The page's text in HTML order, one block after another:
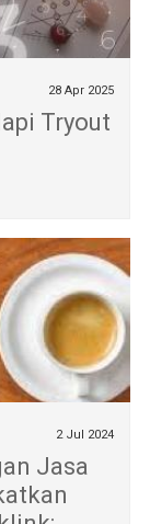
28 Apr 2025
Tryout
2 Jul 2024
Jasa